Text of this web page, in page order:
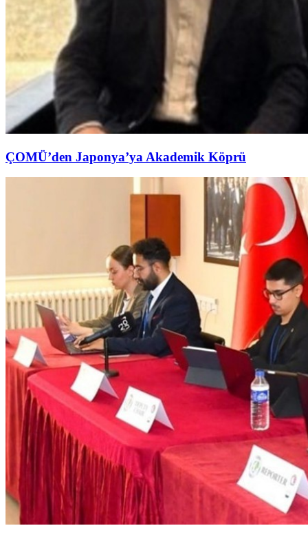
ÇOMÜ’den Japonya’ya Akademik Köprü